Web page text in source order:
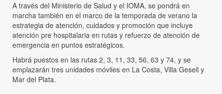
A través del Ministerio de Salud y el IOMA, se pondrá en
marcha también en el marco de la temporada de verano la
estrategia de atención, cuidados y promoción que incluye
atención pre hospitalaria en rutas y refuerzo de atención de
emergencia en puntos estratégicos.
Habrá puestos en las rutas 2, 3, 11, 33, 56, 63 y 74, y se
emplazarán tres unidades móviles en La Costa, Villa Gesell y
Mar del Plata.